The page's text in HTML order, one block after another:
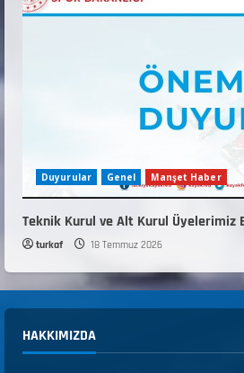
Duyurular Genel Manşet Haber
Teknik Kurul ve Alt Kurul Üyelerimiz
turkaf 18 Temmuz 2026
HAKKIMIZDA